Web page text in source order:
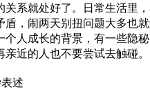
系就处好了。日常生活里
，闹两天别扭问题大多也
人成长的背景，有一些隐
近的人也不要尝试去触碰。
述